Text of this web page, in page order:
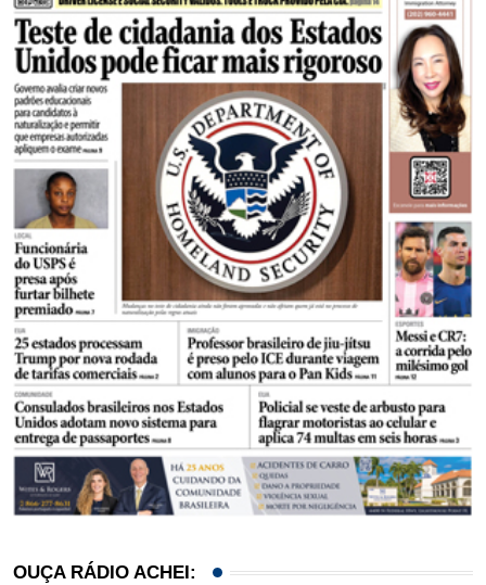
OUÇA RÁDIO ACHEI: